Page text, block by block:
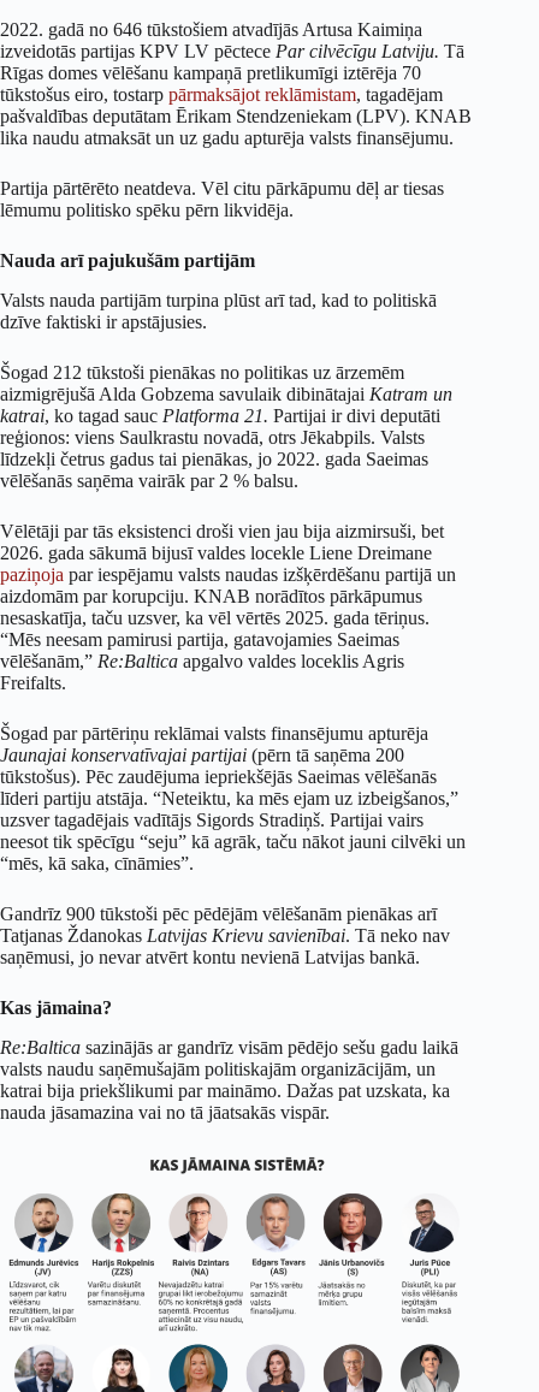
2022. gadā no 646 tūkstošiem atvadījās Artusa Kaimiņa
izveidotās partijas KPV LV pēctece Par cilvēcīgu Latviju. Tā
Rīgas domes vēlēšanu kampaņā pretlikumīgi iztērēja 70
tūkstošus eiro, tostarp pārmaksājot reklāmistam, tagadējam
pašvaldības deputātam Ērikam Stendzeniekam (LPV). KNAB
lika naudu atmaksāt un uz gadu apturēja valsts finansējumu.
Partija pārtērēto neatdeva. Vēl citu pārkāpumu dēļ ar tiesas
lēmumu politisko spēku pērn likvidēja.
Nauda arī pajukušām partijām
Valsts nauda partijām turpina plūst arī tad, kad to politiskā
dzīve faktiski ir apstājusies.
Šogad 212 tūkstoši pienākas no politikas uz ārzemēm
aizmigrējušā Alda Gobzema savulaik dibinātajai Katram un
katrai, ko tagad sauc Platforma 21. Partijai ir divi deputāti
reģionos: viens Saulkrastu novadā, otrs Jēkabpils. Valsts
līdzekļi četrus gadus tai pienākas, jo 2022. gada Saeimas
vēlēšanās saņēma vairāk par 2 % balsu.
Vēlētāji par tās eksistenci droši vien jau bija aizmirsuši, bet
2026. gada sākumā bijusī valdes locekle Liene Dreimane
paziņoja par iespējamu valsts naudas izšķērdēšanu partijā un
aizdomām par korupciju. KNAB norādītos pārkāpumus
nesaskatīja, taču uzsver, ka vēl vērtēs 2025. gada tēriņus.
“Mēs neesam pamirusi partija, gatavojamies Saeimas
vēlēšanām,” Re:Baltica apgalvo valdes loceklis Agris
Freifalts.
Šogad par pārtēriņu reklāmai valsts finansējumu apturēja
Jaunajai konservatīvajai partijai (pērn tā saņēma 200
tūkstošus). Pēc zaudējuma iepriekšējās Saeimas vēlēšanās
līderi partiju atstāja. “Neteiktu, ka mēs ejam uz izbeigšanos,”
uzsver tagadējais vadītājs Sigords Stradiņš. Partijai vairs
neesot tik spēcīgu “seju” kā agrāk, taču nākot jauni cilvēki un
“mēs, kā saka, cīnāmies”.
Gandrīz 900 tūkstoši pēc pēdējām vēlēšanām pienākas arī
Tatjanas Ždanokas Latvijas Krievu savienībai. Tā neko nav
saņēmusi, jo nevar atvērt kontu nevienā Latvijas bankā.
Kas jāmaina?
Re:Baltica sazinājās ar gandrīz visām pēdējo sešu gadu laikā
valsts naudu saņēmušajām politiskajām organizācijām, un
katrai bija priekšlikumi par maināmo. Dažas pat uzskata, ka
nauda jāsamazina vai no tā jāatsakās vispār.